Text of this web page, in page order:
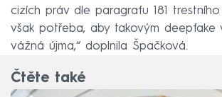
cizích práv dle paragrafu 181 trestního
však potřeba, aby takovým deepfake
vážná újma,“ doplnila Špačková.
Čtěte také